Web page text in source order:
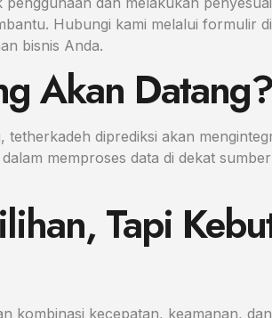
Hubungi kami melalui formulir di
bisnis Anda.
Akan Datang?
diprediksi akan
memproses data di dekat
Tapi
kombinasi kecepatan, keamanan,